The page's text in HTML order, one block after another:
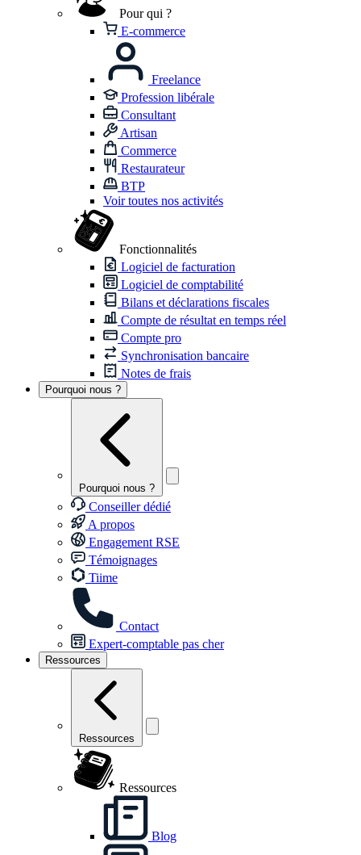
Pour qui ?
E-commerce
Freelance
Profession libérale
Consultant
Artisan
Commerce
Restaurateur
BTP
Voir toutes nos activités
Fonctionnalités
Logiciel de facturation
Logiciel de comptabilité
Bilans et déclarations fiscales
Compte de résultat en temps réel
Compte pro
Synchronisation bancaire
Notes de frais
Pourquoi nous ?
Pourquoi nous ?
Conseiller dédié
A propos
Engagement RSE
Témoignages
Tiime
Contact
Expert-comptable pas cher
Ressources
Ressources
Ressources
Blog